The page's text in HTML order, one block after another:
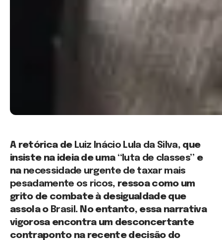
A retórica de Luiz Inácio Lula da Silva, que
insiste na ideia de uma“luta de classes” e
na necessidade urgente de taxar mais
pesadamente os ricos, ressoa como um
grito de combate à desigualdade que
assola o Brasil . No entanto, essa narrativa
vigorosa encontra um desconcertante
contraponto na recente decisão do